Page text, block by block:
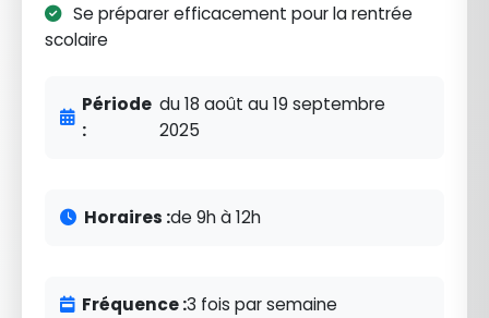
Se préparer efficacement pour la rentrée
scolaire
Période
:
du 18 août au 19 septembre
2025
Horaires :de 9h à 12h
Fréquence :3 fois par semaine